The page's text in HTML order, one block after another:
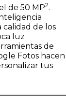
de 50 MP2.
de los
luz
de
Fotos hacen
tus